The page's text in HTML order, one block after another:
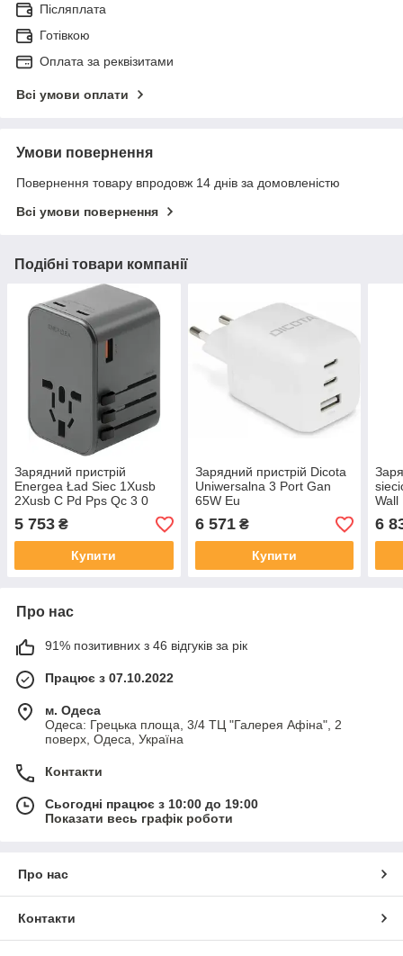
Післяплата
Готівкою
Оплата за реквізитами
Всі умови оплати
Умови повернення
Повернення товару впродовж 14 днів за домовленістю
Всі умови повернення
Подібні товари компанії
Зарядний пристрій
Energea Ład Siec 1Xusb
2Xusb C Pd Pps Qc 3 0
65W 1A2C Adapter 4W1 Us
Ua Eu Uk Gray Gunmetal
Travelworld Gan65W
5 753 ₴
Купити
Зарядний пристрій Dicota
Uniwersalna 3 Port Gan
65W Eu
6 571₴
Купити
Wall
6
Про нас
91% позитивних з 46 відгуків за рік
Працює з 07.10.2022
м. Одеса
Одеса: Грецька площа, 3/4 ТЦ "Галерея Афіна", 2
поверх, Одеса, Україна
Контакти
Сьогодні працює з 10:00 до 19:00
Показати весь графік роботи
Про нас
Контакти